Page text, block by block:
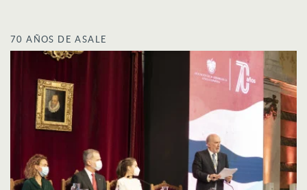
70 AÑOS DE ASALE